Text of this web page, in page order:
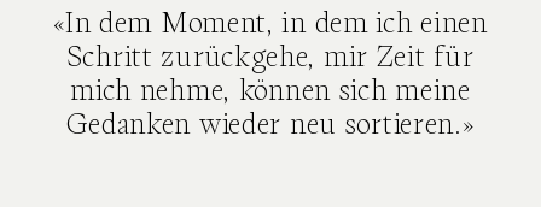
«In dem Moment, in dem ich einen
Schritt zurückgehe, mir Zeit für
mich nehme, können sich meine
Gedanken wieder neu sortieren.»